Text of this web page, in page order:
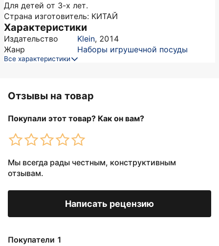
Для детей от 3-х лет.
Страна изготовитель: КИТАЙ
Характеристики
Издательство Klein, 2014
Жанр
Наборы игрушечной посуды
Все характеристики
Отзывы на товар
Покупали этот товар? Как он вам?
Мы всегда рады честным, конструктивным
отзывам.
Написать рецензию
Покупатели 1